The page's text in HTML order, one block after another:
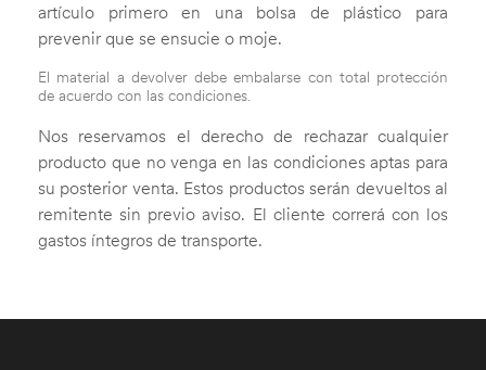
artículo primero en una bolsa de plástico para
prevenir que se ensucie o moje.
El material a devolver debe embalarse con total protección
de acuerdo con las condiciones.
Nos reservamos el derecho de rechazar cualquier
producto que no venga en las condiciones aptas para
su posterior venta. Estos productos serán devueltos al
remitente sin previo aviso. El cliente correrá con los
gastos íntegros de transporte.